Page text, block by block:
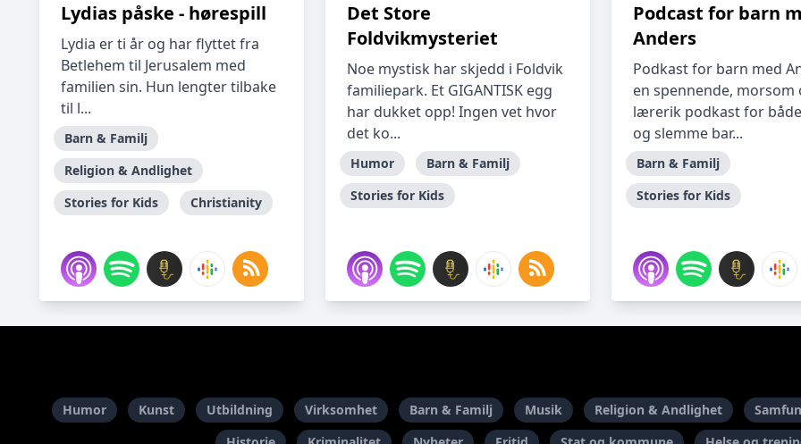
Lydias påske - hørespill
Lydia er ti år og har flyttet fra
Betlehem til Jerusalem med
familien sin. Hun lengter tilbake
til l...
Barn & Familj
Religion & Andlighet
Stories for Kids
Christianity
Det Store
Foldvikmysteriet
Noe mystisk har skjedd i Foldvik
familiepark. Et GIGANTISK egg
har dukket opp! Ingen vet hvor
det ko...
Humor
Barn & Familj
Stories for Kids
Podcast for barn
Anders
Podkast for barn med
en spennende, morsom
lærerik podkast for
og slemme bar...
Barn & Familj
Stories for Kids
Humor Kunst Utbildning Virksomhet Barn & Familj Musik Religion & Andlighet